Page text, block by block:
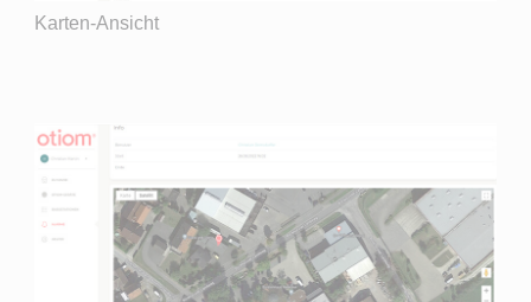
Karten-Ansicht